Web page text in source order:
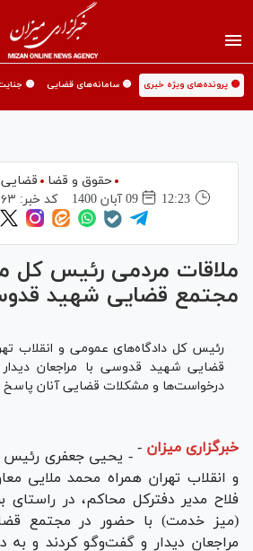
🟡 پرونده‌های ویژه خبری 🟡 سامانه‌های قضایی 🟡
حقوق و قضا
قضایی
12:23
09 آبان 1400 کد خبر:
ملاقات مردمی رئیس کل
مجتمع قضایی شهید
رئیس کل دادگاه‌های عمومی و انقلاب
قضایی شهید قدوسی با مراجعان
درخواست‌ها و مشکلات قضایی آنان پاسخ
خبرگزاری میزان - - یحیی جعفری رئیس
و انقلاب تهران همراه محمد ملایی
فلاح مدیر دفترکل محاکم، در راستای
(میز خدمت) با حضور در مجتمع
مراجعان دیدار و گفت‌وگو کردند و